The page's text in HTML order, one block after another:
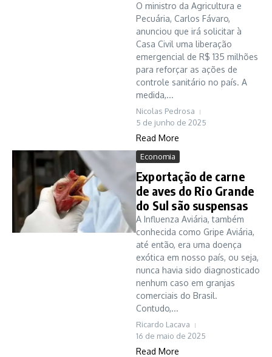
O ministro da Agricultura e
Pecuária, Carlos Fávaro,
anunciou que irá solicitar à
Casa Civil uma liberação
emergencial de R$ 135 milhões
para reforçar as ações de
controle sanitário no país. A
medida,...
Nicolas Pedrosa
5 de junho de 2025
Read More
Economia
Exportação de carne
de aves do Rio Grande
do Sul são suspensas
A Influenza Aviária, também
conhecida como Gripe Aviária,
até então, era uma doença
exótica em nosso país, ou seja,
nunca havia sido diagnosticado
nenhum caso em granjas
comerciais do Brasil.
Contudo,...
Ricardo Lacava
16 de maio de 2025
Read More